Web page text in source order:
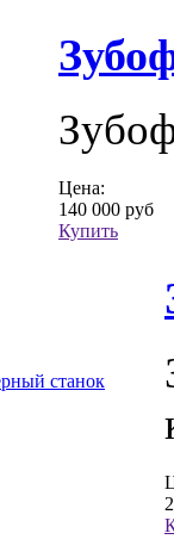
Цена:
140 000 руб
Купить